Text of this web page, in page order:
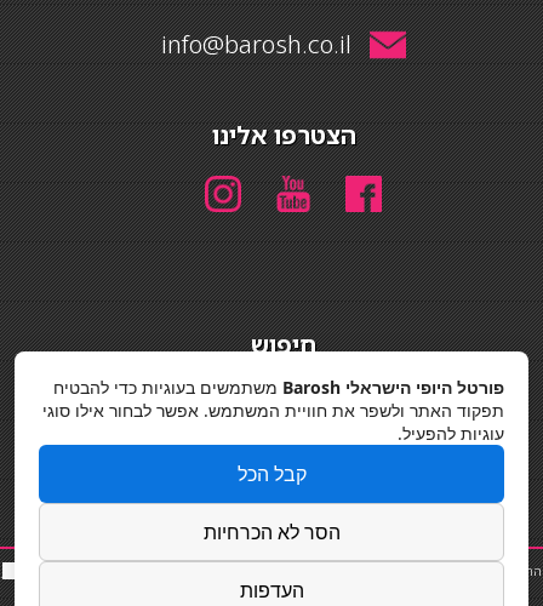
info@barosh.co.il
הצטרפו אלינו
חיפוש
מדיניות פרטיות
החלקות שיער |כ
סאות
פאות|קורס בניית ציפורניים
פורטל היופי הישראלי Barosh
משתמשים בעוגיות כדי להבטיח
תפקוד האתר ולשפר את חוויית המשתמש. אפשר לבחור אילו סוגי
עוגיות להפעיל.
קבל הכל
הסר לא הכרחיות
העדפות